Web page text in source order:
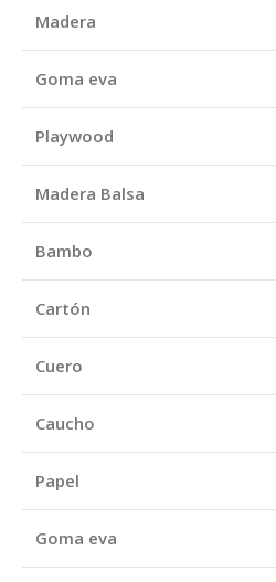
Madera
Goma eva
Playwood
Madera Balsa
Bambo
Cartón
Cuero
Caucho
Papel
Goma eva